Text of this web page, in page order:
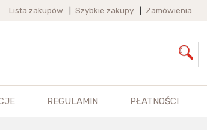
Lista zakupów Szybkie zakupy Zamówienia
REGULAMIN PŁATNOŚCI